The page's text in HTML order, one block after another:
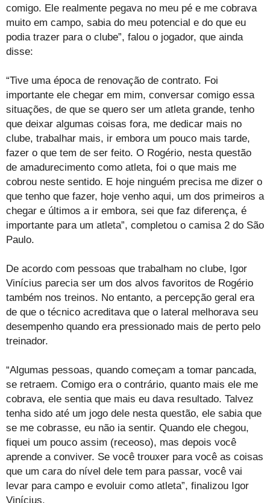
comigo. Ele realmente pegava no meu pé e me cobrava
muito em campo, sabia do meu potencial e do que eu
podia trazer para o clube”, falou o jogador, que ainda
disse:
“Tive uma época de renovação de contrato. Foi
importante ele chegar em mim, conversar comigo essa
situações, de que se quero ser um atleta grande, tenho
que deixar algumas coisas fora, me dedicar mais no
clube, trabalhar mais, ir embora um pouco mais tarde,
fazer o que tem de ser feito. O Rogério, nesta questão
de amadurecimento como atleta, foi o que mais me
cobrou neste sentido. E hoje ninguém precisa me dizer o
que tenho que fazer, hoje venho aqui, um dos primeiros a
chegar e últimos a ir embora, sei que faz diferença, é
importante para um atleta”, completou o camisa 2 do São
Paulo.
De acordo com pessoas que trabalham no clube, Igor
Vinícius parecia ser um dos alvos favoritos de Rogério
também nos treinos. No entanto, a percepção geral era
de que o técnico acreditava que o lateral melhorava seu
desempenho quando era pressionado mais de perto pelo
treinador.
“Algumas pessoas, quando começam a tomar pancada,
se retraem. Comigo era o contrário, quanto mais ele me
cobrava, ele sentia que mais eu dava resultado. Talvez
tenha sido até um jogo dele nesta questão, ele sabia que
se me cobrasse, eu não ia sentir. Quando ele chegou,
fiquei um pouco assim (receoso), mas depois você
aprende a conviver. Se você trouxer para você as coisas
que um cara do nível dele tem para passar, você vai
levar para campo e evoluir como atleta”, finalizou Igor
Vinícius.